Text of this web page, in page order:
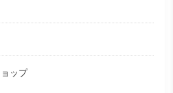
ップ